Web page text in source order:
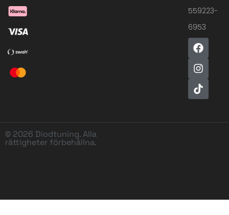
559223-
6953
© 2026 Diodtuning. Alla
rättigheter förbehållna.